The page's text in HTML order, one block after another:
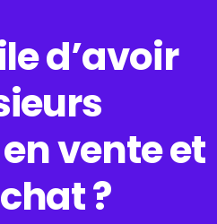
d’avoir
vente et
?